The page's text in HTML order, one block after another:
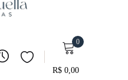
0
R$ 0,00